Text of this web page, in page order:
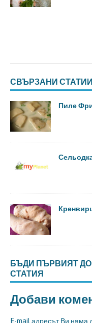
СВЪРЗАНИ СТАТИИ
Пиле
БЪДИ ПЪРВИЯТ
СТАТИЯ
Добави
E-mail адресът Ви няма